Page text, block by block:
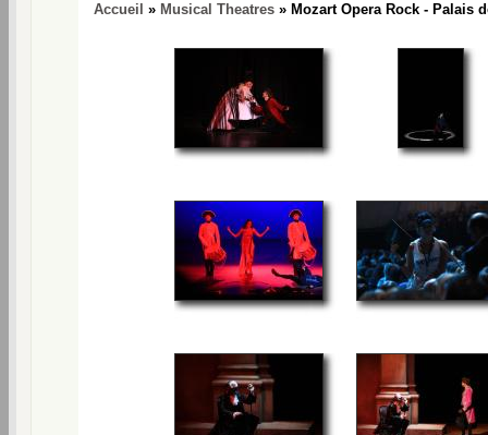
Accueil » Musical Theatres » Mozart Opera Rock - Palais